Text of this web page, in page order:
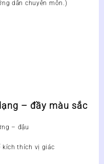
dẫn chuyên môn.)
– đầy màu sắc
– đậu
kích thích vị giác